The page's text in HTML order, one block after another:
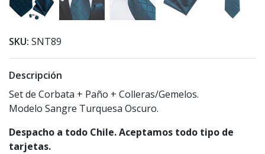
SKU: SNT89
Descripción
Set de Corbata + Paño + Colleras/Gemelos.
Modelo Sangre Turquesa Oscuro.
Despacho a todo Chile. Aceptamos todo tipo de
tarjetas.